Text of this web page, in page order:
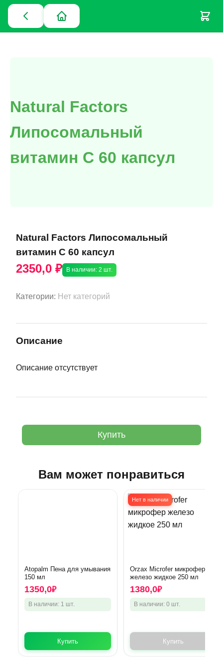
Natural Factors
Липосомальный
витамин С 60 капсул
Natural Factors Липосомальный
витамин С 60 капсул
2350,0 ₽ В наличии: 2 шт.
Категории: Нет категорий
Описание
Описание отсутствует
Купить
Вам может понравиться
Atopalm Пена для умывания
150 мл
1350,0₽
В наличии: 1 шт.
Купить
Нет в наличии
Orzax Microfer микрофер
железо жидкое 250 мл
1380,0₽
В наличии: 0 шт.
Купить